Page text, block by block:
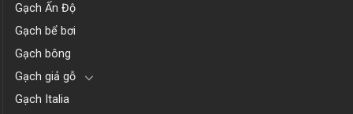
Gạch Ấn Độ
Gạch bể bơi
Gạch bông
Gạch giả gỗ
Gạch Italia